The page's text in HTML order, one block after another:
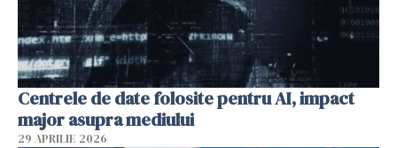
Centrele de date folosite pentru AI, impact
major asupra mediului
29 APRILIE 2026